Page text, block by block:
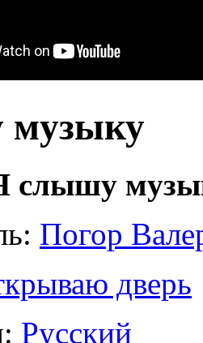
слышу
Погор
дверь
Русский